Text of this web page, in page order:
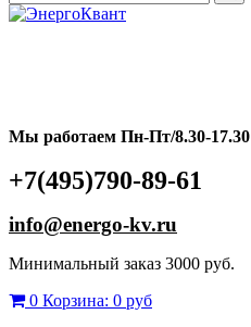
Мы работаем Пн-Пт/8.30-17.30
+7(495)790-89-61
info@energo-kv.ru
Минимальный заказ 3000 руб.
0 Корзина: 0 руб